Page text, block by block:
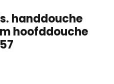
handdouche
hoofddouche